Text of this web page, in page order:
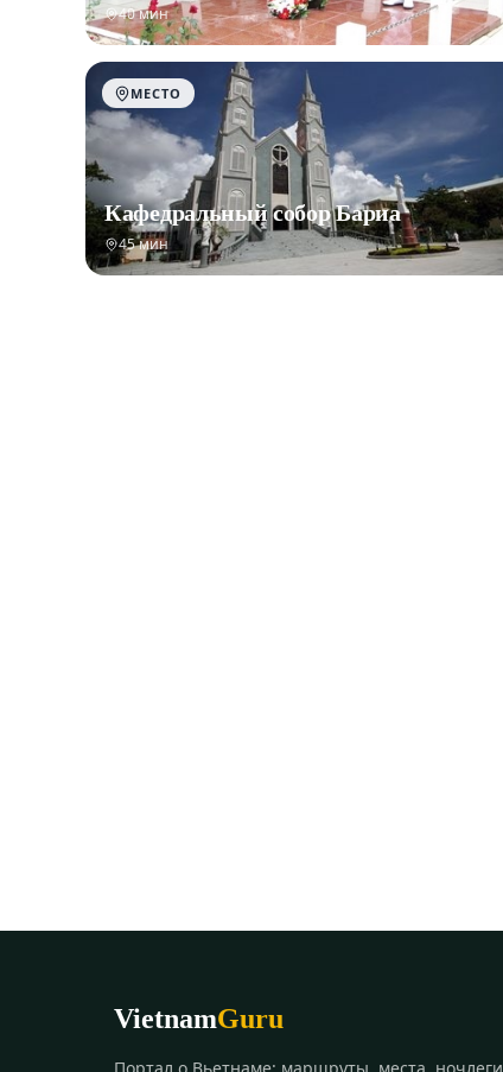
40 мин
МЕСТО
Кафедральный собор Бариа
45 мин
VietnamGuru